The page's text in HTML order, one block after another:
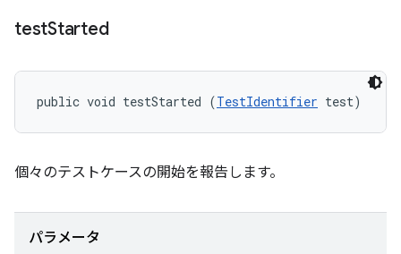
testStarted
public void testStarted (TestIdentifier test)
個々のテストケースの開始を報告します。
パラメータ